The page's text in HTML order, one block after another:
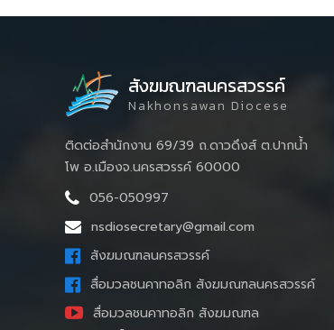
สังฆมณฑลนครสวรรค์
Nakhonsawan Diocese
ติดต่อสำนักงาน 69/39 ถ.ดาวดึงส์ ต.ปากน้ำ
โพ อ.เมืองจ.นครสวรรค์ 60000
056-050997
nsdiosecretary@gmail.com
สังฆมณฑลนครสวรรค์
สื่อมวลชนคาทอลิก สังฆมณฑลนครสวรรค์
สื่อมวลชนคาทอลิก สังฆมณฑล